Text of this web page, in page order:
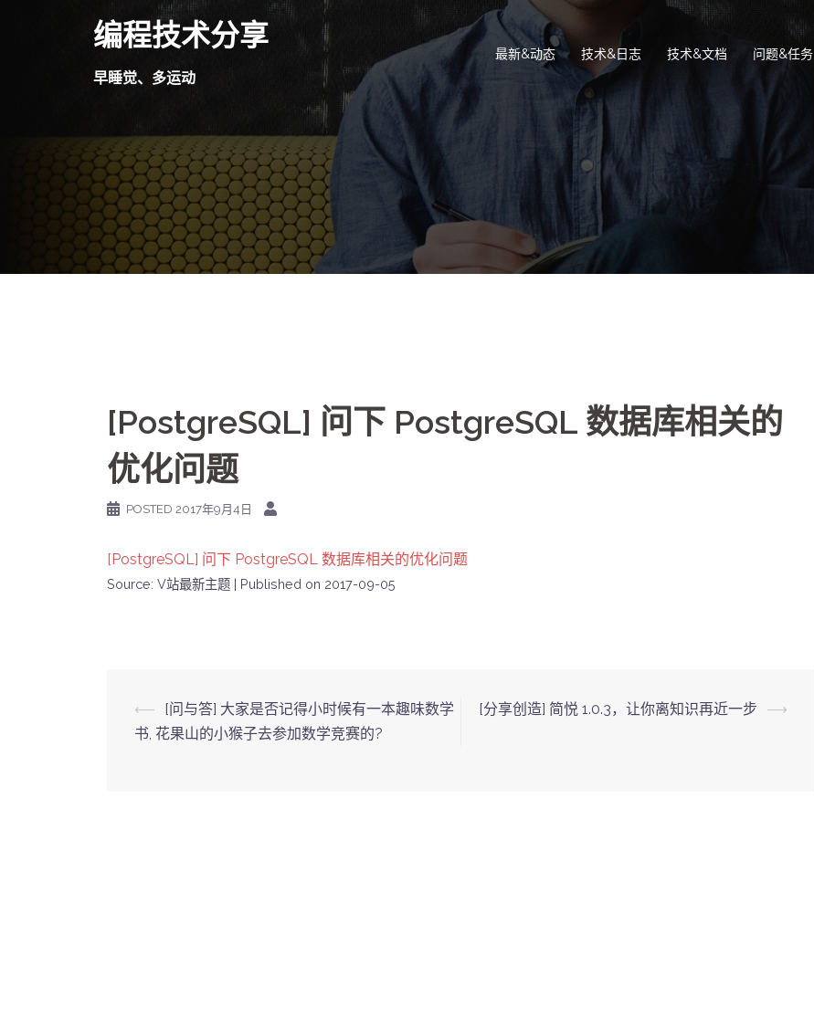
编程技术分享
早睡觉、多运动
最新&动态 技术&日志 技术&文档 问题&任务
[PostgreSQL] 问下 PostgreSQL 数据库相关的
优化问题
POSTED 2017年9月4日
[PostgreSQL] 问下 PostgreSQL 数据库相关的优化问题
Source: V站最新主题 Published on 2017-09-05
Post
⟵
[问与答] 大家是否记得小时候有一本趣味数学
书, 花果山的小猴子去参加数学竞赛的?
[分享创造] 简悦 1.0.3，让你离知识再近一步 ⟶